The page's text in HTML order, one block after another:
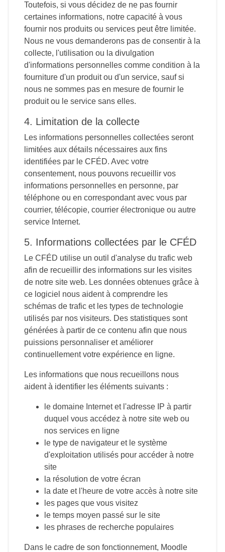
Toutefois, si vous décidez de ne pas fournir
certaines informations, notre capacité à vous
fournir nos produits ou services peut être limitée.
Nous ne vous demanderons pas de consentir à la
collecte, l'utilisation ou la divulgation
d'informations personnelles comme condition à la
fourniture d'un produit ou d'un service, sauf si
nous ne sommes pas en mesure de fournir le
produit ou le service sans elles.
4. Limitation de la collecte
Les informations personnelles collectées seront
limitées aux détails nécessaires aux fins
identifiées par le CFÉD. Avec votre
consentement, nous pouvons recueillir vos
informations personnelles en personne, par
téléphone ou en correspondant avec vous par
courrier, télécopie, courrier électronique ou autre
service Internet.
5. Informations collectées par le CFÉD
Le CFÉD utilise un outil d'analyse du trafic web
afin de recueillir des informations sur les visites
de notre site web. Les données obtenues grâce à
ce logiciel nous aident à comprendre les
schémas de trafic et les types de technologie
utilisés par nos visiteurs. Des statistiques sont
générées à partir de ce contenu afin que nous
puissions personnaliser et améliorer
continuellement votre expérience en ligne.
Les informations que nous recueillons nous
aident à identifier les éléments suivants :
le domaine Internet et l'adresse IP à partir
duquel vous accédez à notre site web ou
nos services en ligne
le type de navigateur et le système
d'exploitation utilisés pour accéder à notre
site
la résolution de votre écran
la date et l'heure de votre accès à notre site
les pages que vous visitez
le temps moyen passé sur le site
les phrases de recherche populaires
Dans le cadre de son fonctionnement, Moodle